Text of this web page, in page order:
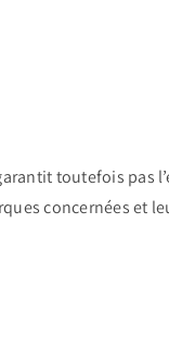
toutefois pas
concernées et